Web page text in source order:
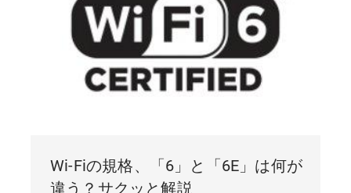
Wi-Fiの規格、「6」と「6E」は何が
違う？サクッと解説